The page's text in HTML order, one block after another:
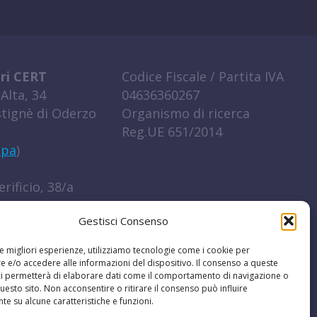
Gestisci Consenso
migliori esperienze, utilizziamo tecnologie come i cookie per
e/o accedere alle informazioni del dispositivo. Il consenso a queste
permetterà di elaborare dati come il comportamento di navigazione o
sito. Non acconsentire o ritirare il consenso può influire
su alcune caratteristiche e funzioni.
CERT
34
di Oderzo
)
38/a
(RO)
852016
Codice Fiscale / Partita IVA
04636360267
Organismo di ricerca
Reg.UE 651/2014